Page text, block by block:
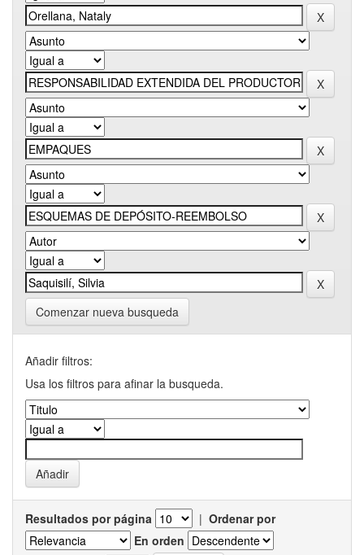
Comenzar nueva busqueda
Añadir filtros:
Usa los filtros para afinar la busqueda.
Resultados por página | Ordenar por
En orden